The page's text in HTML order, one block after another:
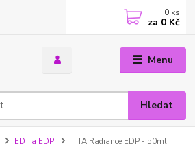
Menu
Hledat
0 ks
za 0 Kč
EDT a EDP TTA Radiance EDP - 50ml